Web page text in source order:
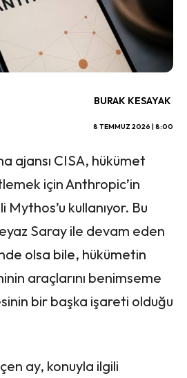
BURAK KESAYAK
8 TEMMUZ 2026 | 8:00
ajansı CISA, hükümet
için Anthropic’in
kullanıyor. Bu
Saray ile devam eden
olsa bile, hükümetin
araçlarını benimseme
bir başka işareti olduğu
ay, konuyla ilgili